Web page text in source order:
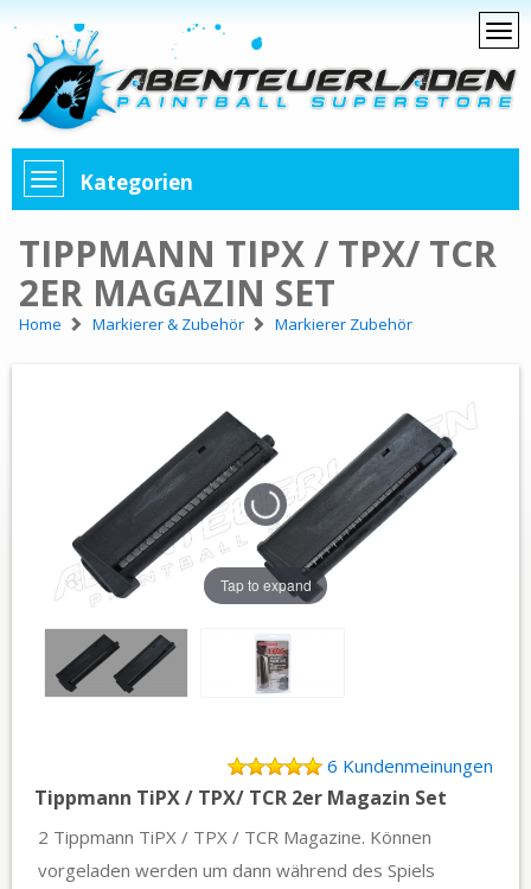
Kategorien
TIPPMANN TIPX / TPX/ TCR
2ER MAGAZIN SET
Home Markierer & Zubehör Markierer Zubehör
Tap to expand
6 Kundenmeinungen
Tippmann TiPX / TPX/ TCR 2er Magazin Set
2 Tippmann TiPX / TPX / TCR Magazine. Können
vorgeladen werden um dann während des Spiels